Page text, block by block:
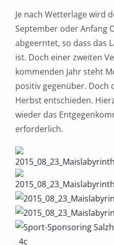
Je nach Wetterlage wird
September oder Anfang
abgeerntet, so dass das
ist. Doch einer zweiten
kommenden Jahr steht
positiv gegenüber. Doch
Herbst entschieden.
wieder das
erforderlich.